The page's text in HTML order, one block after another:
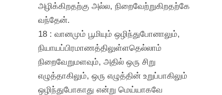
அழிக்கிறதற்கு அல்ல, நிறைவேற்றுகிறதற்கே
வந்தேன்.
18 : வானமும் பூமியும் ஒழிந்துபோனாலும்,
நியாயப்பிரமாணத்திலுள்ளதெல்லாம்
நிறைவேறுமளவும், அதில் ஒரு சிறு
எழுத்தாகிலும், ஒரு எழுத்தின் உறுப்பாகிலும்
ஒழிந்துபோகாது என்று மெய்யாகவே